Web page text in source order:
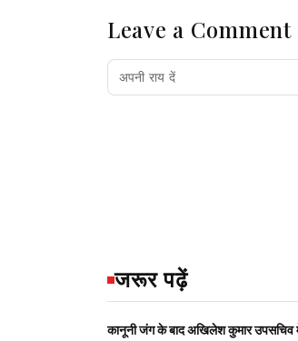
Leave a Comment
जरूर पढ़ें
कानूनी जंग के बाद अखिलेश कुमार उपसचिव